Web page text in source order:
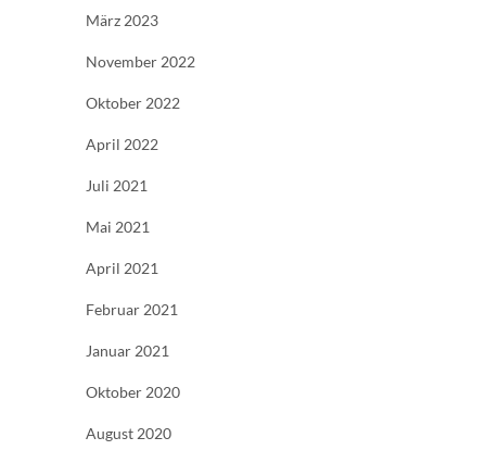
März 2023
November 2022
Oktober 2022
April 2022
Juli 2021
Mai 2021
April 2021
Februar 2021
Januar 2021
Oktober 2020
August 2020